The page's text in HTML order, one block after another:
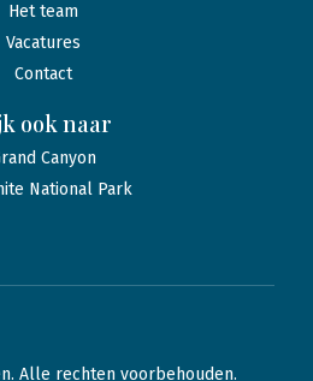
Het team
Vacatures
Contact
ook naar
Canyon
National Park
Alle rechten voorbehouden.